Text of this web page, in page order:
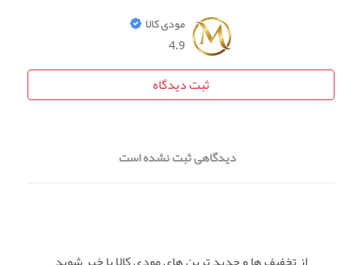
مودی کالا
4.9
ثبت دیدگاه
دیدگاهی ثبت نشده است